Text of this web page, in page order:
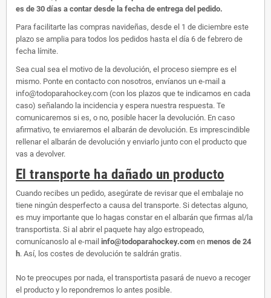
es de 30 días a contar desde la fecha de entrega del pedido.
Para facilitarte las compras navideñas, desde el 1 de diciembre este
plazo se amplia para todos los pedidos hasta el día 6 de febrero de
fecha límite.
Sea cual sea el motivo de la devolución, el proceso siempre es el
mismo. Ponte en contacto con nosotros, envíanos un e-mail a
info@todoparahockey.com (con los plazos que te indicamos en cada
caso) señalando la incidencia y espera nuestra respuesta. Te
comunicaremos si es, o no, posible hacer la devolución. En caso
afirmativo, te enviaremos el albarán de devolución. Es imprescindible
rellenar el albarán de devolución y enviarlo junto con el producto que
vas a devolver.
El transporte ha dañado un producto
Cuando recibes un pedido, asegúrate de revisar que el embalaje no
tiene ningún desperfecto a causa del transporte. Si detectas alguno,
es muy importante que lo hagas constar en el albarán que firmas al/la
transportista. Si al abrir el paquete hay algo estropeado,
comunícanoslo al e-mail info@todoparahockey.com en menos de 24
h. Así, los costes de devolución te saldrán gratis.
No te preocupes por nada, el transportista pasará de nuevo a recoger
el producto y lo repondremos lo antes posible.